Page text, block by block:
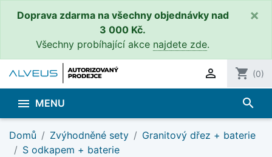
Doprava zdarma na všechny objednávky nad
3 000 Kč.
Všechny probíhající akce najdete zde.
×
 shopping_cart (0)
 MENU search
Domů Zvýhodněné sety
Granitový dřez + baterie
S odkapem + baterie